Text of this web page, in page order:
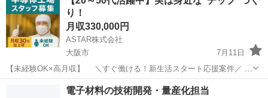
≫...
り！
月収330,000円
ASTAR株式会社
大阪市
7月11日
【未経験OK×高月収】 ＼すぐ働ける！新生活スタート応援案件／ ◎
環境変えたい！ ◎心機一転、新しい場所で働きたい！ ◎とにかくすぐ
に稼ぎたい！ そんなあなたにピッタリです ⸻ ≪お仕事内容≫ ...
半導体 未経験
電子材料の技術開発・量産化担当